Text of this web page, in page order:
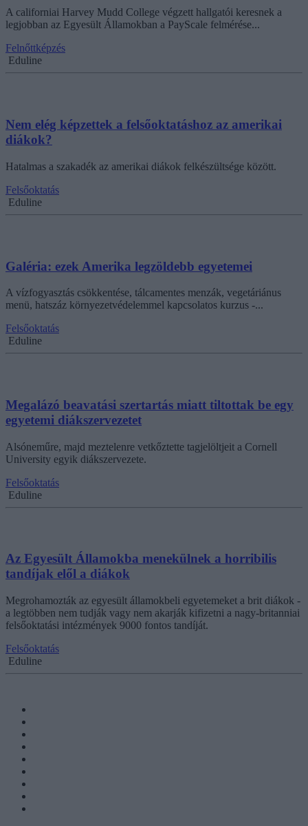
A californiai Harvey Mudd College végzett hallgatói keresnek a
legjobban az Egyesült Államokban a PayScale felmérése...
Felnőttképzés
Eduline
Nem elég képzettek a felsőoktatáshoz az amerikai
diákok?
Hatalmas a szakadék az amerikai diákok felkészültsége között.
Felsőoktatás
Eduline
Galéria: ezek Amerika legzöldebb egyetemei
A vízfogyasztás csökkentése, tálcamentes menzák, vegetáriánus
menü, hatszáz környezetvédelemmel kapcsolatos kurzus -...
Felsőoktatás
Eduline
Megalázó beavatási szertartás miatt tiltottak be egy
egyetemi diákszervezetet
Alsóneműre, majd meztelenre vetkőztette tagjelöltjeit a Cornell
University egyik diákszervezete.
Felsőoktatás
Eduline
Az Egyesült Államokba menekülnek a horribilis
tandíjak elől a diákok
Megrohamozták az egyesült államokbeli egyetemeket a brit diákok -
a legtöbben nem tudják vagy nem akarják kifizetni a nagy-britanniai
felsőoktatási intézmények 9000 fontos tandíját.
Felsőoktatás
Eduline